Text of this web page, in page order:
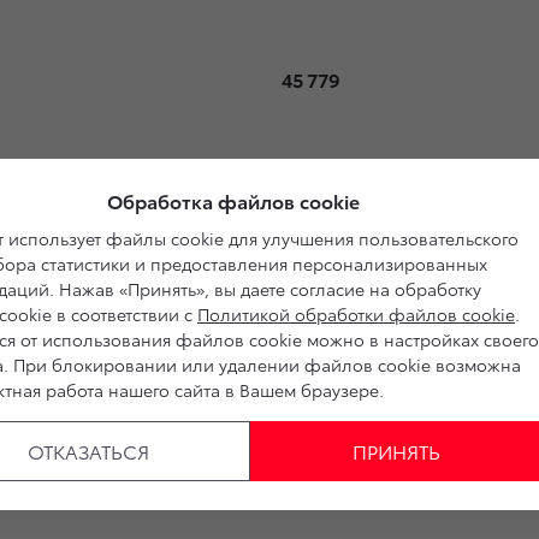
45 779
будут бесплатными для владельцев автомобилей.
1.5 часов (в зависимости от модели
о сроках ремонта, клиентам необходимо
действие данной отзывной кампании, будут
проверить, участвует ли их автомобиль в
официальном сайте
www.toyota.ru , указав VIN-
Обработка файлов cookie
использует файлы cookie для улучшения пользовательского
статистики и предоставления персонализированных
Нажав «Принять», вы даете согласие на обработку
в соответствии с Политикой обработки файлов cookie.
от использования файлов cookie можно в настройках своего
При блокировании или удалении файлов cookie возможна
работа нашего сайта в Вашем браузере.
ОТКАЗАТЬСЯ ПРИНЯТЬ